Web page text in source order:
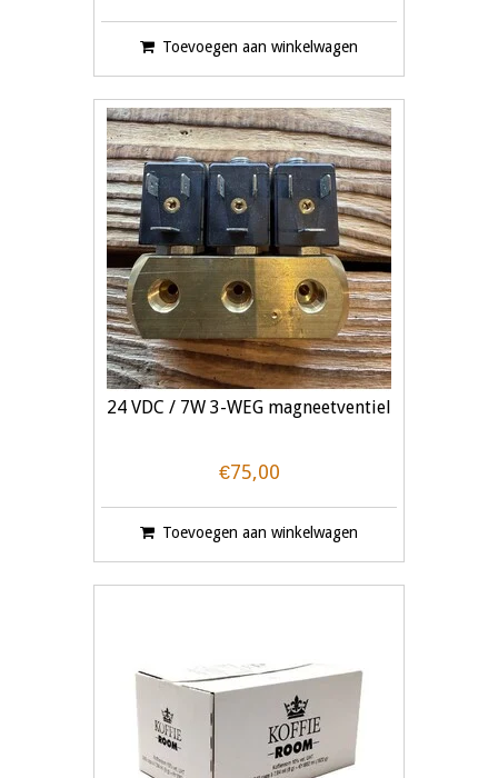
Toevoegen aan winkelwagen
24 VDC / 7W 3-WEG magneetventiel
€75,00
Toevoegen aan winkelwagen